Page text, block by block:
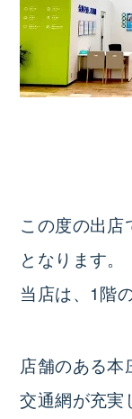
この度の出
となります。
当店は、1階
店舗のある
交通網が充実